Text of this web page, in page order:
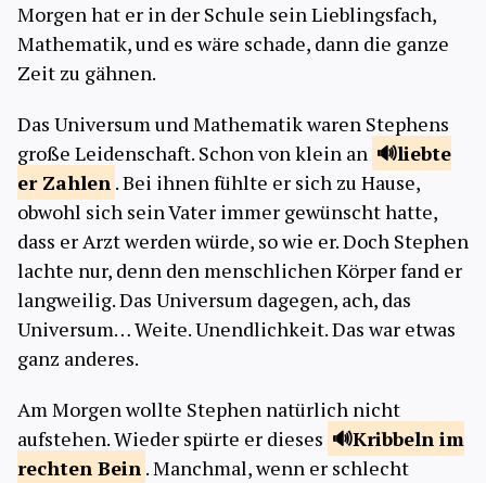
Morgen hat er in der Schule sein Lieblingsfach,
Mathematik, und es wäre schade, dann die ganze
Zeit zu gähnen.
Das Universum und Mathematik waren Stephens
große Leidenschaft. Schon von klein an
liebte
er Zahlen . Bei ihnen fühlte er sich zu Hause,
obwohl sich sein Vater immer gewünscht hatte,
dass er Arzt werden würde, so wie er. Doch Stephen
lachte nur, denn den menschlichen Körper fand er
langweilig. Das Universum dagegen, ach, das
Universum… Weite. Unendlichkeit. Das war etwas
ganz anderes.
Am Morgen wollte Stephen natürlich nicht
aufstehen. Wieder spürte er dieses
Kribbeln im
rechten Bein . Manchmal, wenn er schlecht